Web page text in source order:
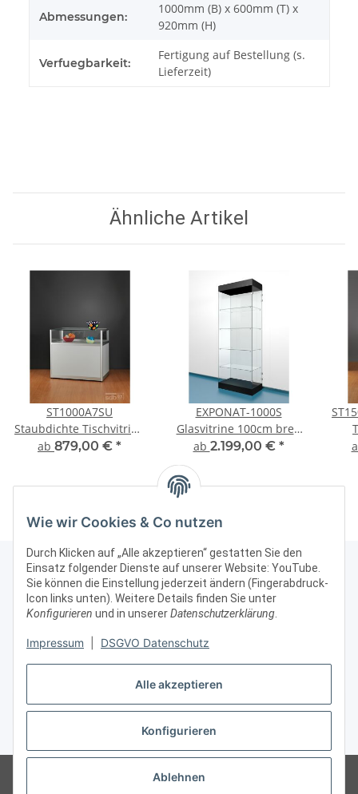
Alle akzeptieren
Konfigurieren
Ablehnen
Wie wir Cookies & Co nutzen
Durch Klicken auf „Alle akzeptieren“ gestatten Sie den
Einsatz folgender Dienste auf unserer Website: YouTube.
Sie können die Einstellung jederzeit ändern (Fingerabdruck-
Icon links unten). Weitere Details finden Sie unter
Konfigurieren und in unsererDatenschutzerklärung.
Impressum DSGVO Datenschutz
Abmessungen:
1000mm (B) x 600mm (T) x
920mm (H)
Verfuegbarkeit:
Fertigung auf Bestellung (s.
Lieferzeit)
Ähnliche Artikel
ST1000A7SU
Staubdichte Tischvitrine
Glasvitrine mit Unterbau
ab 879,00 € *
EXPONAT-1000S
Glasvitrine 100cm breit
staubdicht mit Sockel
ab 2.199,00 € *
Kontakt & Rechtliches
Weitere Informationen
Vertrag widerrufen
* Alle Preise zzgl. gesetzlicher USt., zzgl.Versand
Besucherzähler: 3029339